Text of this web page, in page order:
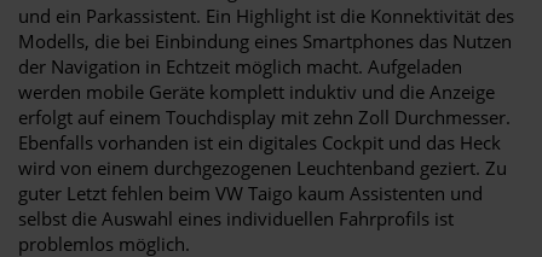
und ein Parkassistent. Ein Highlight ist die Konnektivität des
Modells, die bei Einbindung eines Smartphones das Nutzen
der Navigation in Echtzeit möglich macht. Aufgeladen
werden mobile Geräte komplett induktiv und die Anzeige
erfolgt auf einem Touchdisplay mit zehn Zoll Durchmesser.
Ebenfalls vorhanden ist ein digitales Cockpit und das Heck
wird von einem durchgezogenen Leuchtenband geziert. Zu
guter Letzt fehlen beim VW Taigo kaum Assistenten und
selbst die Auswahl eines individuellen Fahrprofils ist
problemlos möglich.